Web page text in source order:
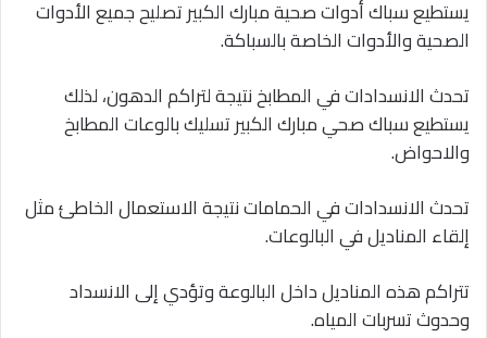
يستطيع سباك أدوات صحية مبارك الكبير تصليح جميع الأدوات
الصحية والأدوات الخاصة بالسباكة.
تحدث الانسدادات في المطابخ نتيجة لتراكم الدهون، لذلك
يستطيع سباك صحي مبارك الكبير تسليك بالوعات المطابخ
والاحواض.
تحدث الانسدادات في الحمامات نتيجة الاستعمال الخاطئ مثل
إلقاء المناديل في البالوعات.
تتراكم هذه المناديل داخل البالوعة وتؤدي إلى الانسداد
وحدوث تسربات المياه.